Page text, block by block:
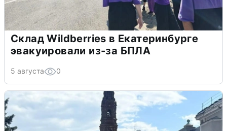
Склад Wildberries в Екатеринбурге
эвакуировали из-за БПЛА
5 августа 0